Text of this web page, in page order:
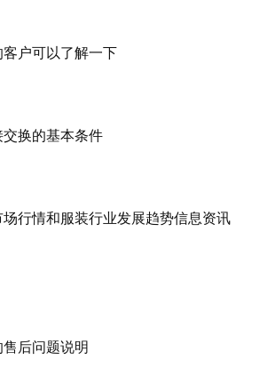
户可以了解一下
换的基本条件
场行情和服装行业发展趋势信息资讯
后问题说明